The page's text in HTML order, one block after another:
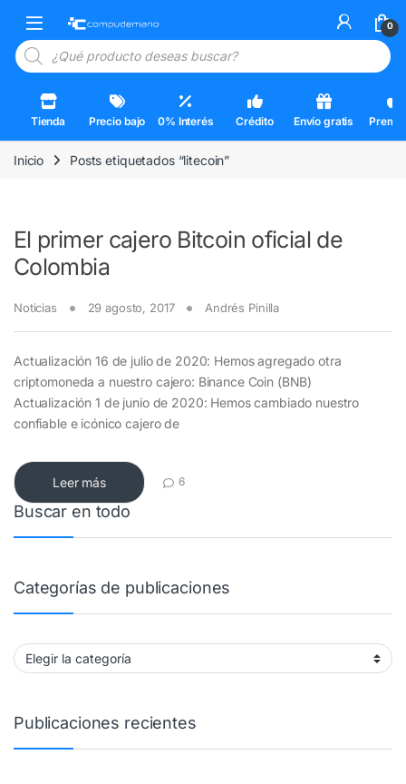
Open 0
Búsqueda de productos
Tienda Precio bajo 0% Interés Crédito Envío gratis
Inicio Posts etiquetados “litecoin”
El primer cajero Bitcoin oficial de
Colombia
Noticias 29 agosto, 2017 Andrés Pinilla
Actualización 16 de julio de 2020: Hemos agregado otra
criptomoneda a nuestro cajero: Binance Coin (BNB)
Actualización 1 de junio de 2020: Hemos cambiado nuestro
confiable e icónico cajero de
Leer más 6
Buscar en todo
Categorías de publicaciones
Categorías de publicaciones
Publicaciones recientes